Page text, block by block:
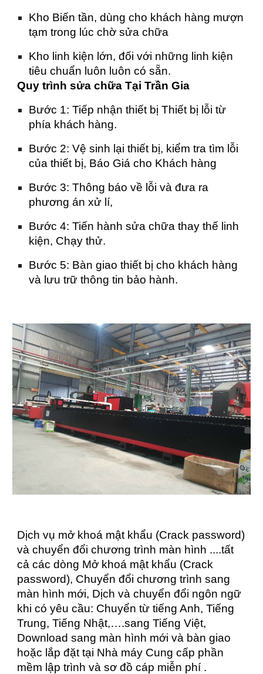
Kho Biến tần, dùng cho khách hàng mượn
tạm trong lúc chờ sửa chữa
Kho linh kiện lớn, đối với những linh kiện
tiêu chuẩn luôn luôn có sẵn.
Quy trình sửa chữa Tại Trần Gia
Bước 1: Tiếp nhận thiết bị Thiết bị lỗi từ
phía khách hàng.
Bước 2: Vệ sinh lại thiết bị, kiểm tra tìm lỗi
của thiết bị, Báo Giá cho Khách hàng
Bước 3: Thông báo về lỗi và đưa ra
phương án xử lí,
Bước 4: Tiến hành sửa chữa thay thế linh
kiện, Chạy thử.
Bước 5: Bàn giao thiết bị cho khách hàng
và lưu trữ thông tin bảo hành.
Dịch vụ mở khoá mật khẩu (Crack password)
và chuyển đổi chương trình màn hình ....tất
cả các dòng Mở khoá mật khẩu (Crack
password), Chuyển đổi chương trình sang
màn hình mới, Dịch và chuyển đổi ngôn ngữ
khi có yêu cầu: Chuyển từ tiếng Anh, Tiếng
Trung, Tiếng Nhật,….sang Tiếng Việt,
Download sang màn hình mới và bàn giao
hoặc lắp đặt tại Nhà máy Cung cấp phần
mềm lập trình và sơ đồ cáp miễn phí .